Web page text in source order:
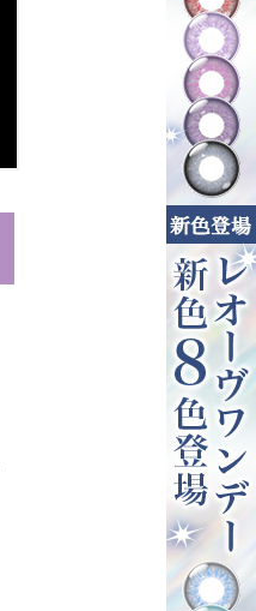
バンス110cm
ラック05
2,600
円(税込)